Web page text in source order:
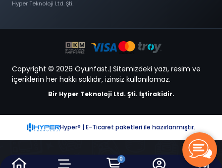
0
Hyper Teknoloji Ltd. Şti.
Copyright © 2026 Oyunfast.| Sitemizdeki yazı, resim ve
içeriklerin her hakkı saklıdır, izinsiz kullanılamaz.
Bir Hyper Teknoloji Ltd. Şti. İştirakidir.
Hyper® | E-Ticaret paketleri ile hazırlanmıştır.